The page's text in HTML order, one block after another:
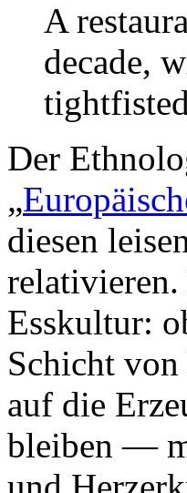
A
decade,
Der
„
diesen
relativieren.
Esskultur:
Schicht
auf die
bleiben —